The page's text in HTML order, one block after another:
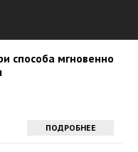
способа мгновенно
ПОДРОБНЕЕ